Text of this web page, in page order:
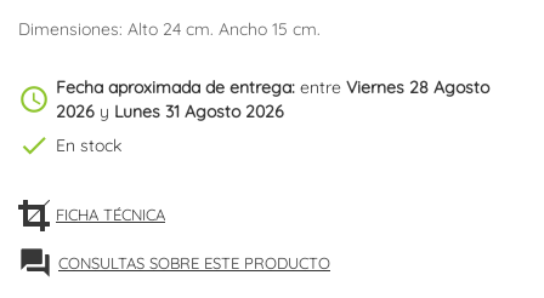
Dimensiones: Alto 24 cm. Ancho 15 cm.
schedule Fecha aproximada de entrega: entre Viernes 28 Agosto
2026 y Lunes 31 Agosto 2026
check En stock
FICHA TÉCNICA
forum CONSULTAS SOBRE ESTE PRODUCTO